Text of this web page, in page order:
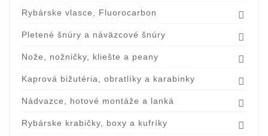
Rybárske vlasce, Fluorocarbon 
Pletené šnúry a náväzcové šnúry 
Nože, nožničky, kliešte a peany 
Kaprová bižutéria, obratlíky a karabinky 
Nádvazce, hotové montáže a lanká 
Rybárske krabičky, boxy a kufríky 